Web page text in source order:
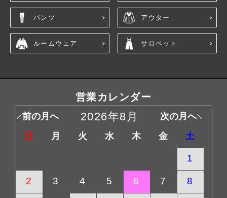
パンツ アウター
ルームウェア サロペット
営業カレンダー
前の月へ 次の月へ
2026年8月
日 月 火 水 木 金 土
1
2 3 4 5 6 7 8